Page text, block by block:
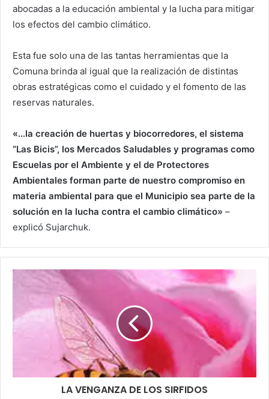
abocadas a la educación ambiental y la lucha para mitigar
los efectos del cambio climático.
­Esta fue solo una de las tantas herramientas que la
Comuna brinda al igual que la realización de distintas
obras estratégicas como el cuidado y el fomento de las
reservas naturales.
«…la creación de huertas y biocorredores, el sistema
“Las Bicis”, los Mercados Saludables y programas como
Escuelas por el Ambiente y el de Protectores
Ambientales forman parte de nuestro compromiso en
materia ambiental para que el Municipio sea parte de la
solución en la lucha contra el cambio climático» –
explicó Sujarchuk.
LA VENGANZA DE LOS SIRFIDOS